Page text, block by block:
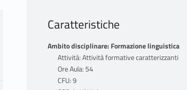
Caratteristiche
Ambito disciplinare: Formazione linguistica
Attività: Attività formative caratterizzanti
Ore Aula: 54
CFU: 9